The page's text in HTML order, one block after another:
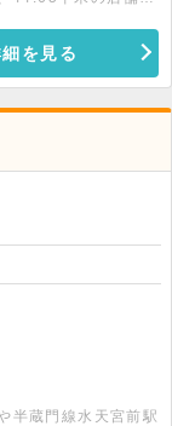
ください
を見る
半蔵門線水天宮前駅